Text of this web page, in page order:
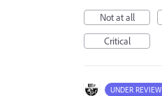
Not at all
Critical
UNDER REVIEW